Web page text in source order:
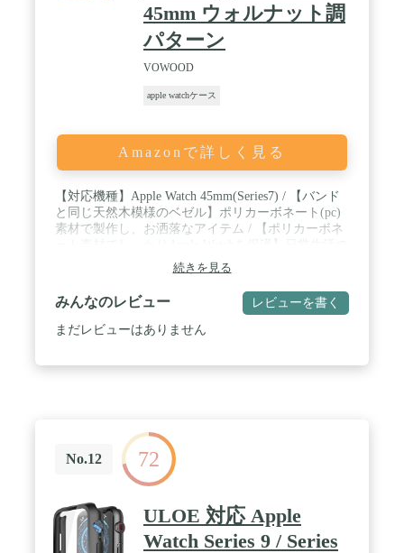
45mm ウォルナット調
パターン
VOWOOD
apple watchケース
Amazonで詳しく見る
【対応機種】Apple Watch 45mm(Series7) / 【バンド
と同じ天然木模様のベゼル】ポリカーボネート(pc)
素材で製作し、お洒落なアイテム / 【ポリカーボネ
中、外部からの傷を防止 / 【バンドを外さずに着用
可能】ウッドストラップとともにアップルウォッチ
に着用したとき、さらに向上したカラーの一体感
続きを見る
みんなのレビュー レビューを書く
まだレビューはありません
No.12 72
ULOE 対応 Apple
Watch Series 9 / Series